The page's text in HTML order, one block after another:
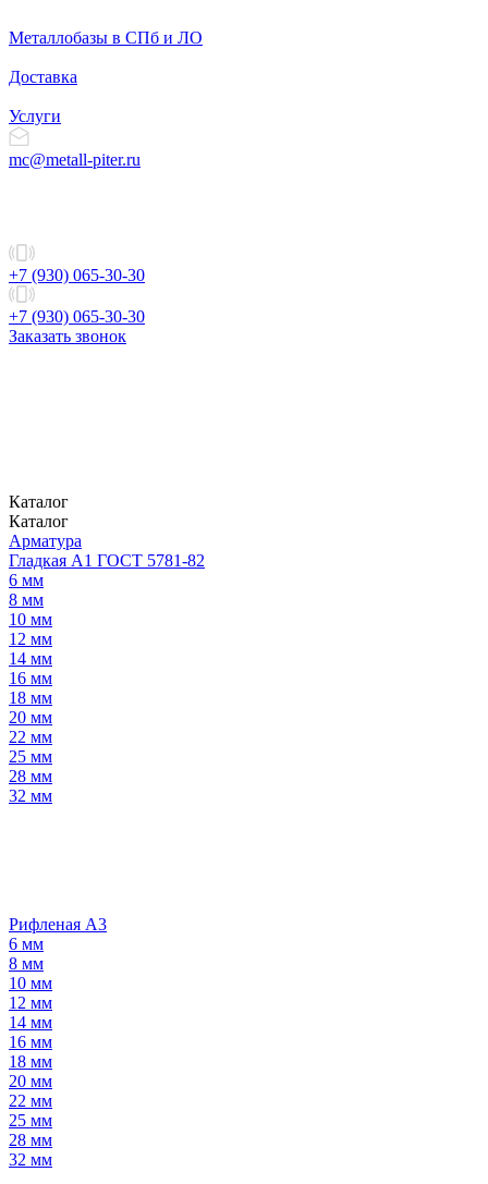
Металлобазы в СПб и ЛО
Доставка
Услуги
mc@metall-piter.ru
+7 (930) 065-30-30
+7 (930) 065-30-30
Заказать звонок
Каталог
Каталог
Арматура
Гладкая А1 ГОСТ 5781-82
6 мм
8 мм
10 мм
12 мм
14 мм
16 мм
18 мм
20 мм
22 мм
25 мм
28 мм
32 мм
Рифленая А3
6 мм
8 мм
10 мм
12 мм
14 мм
16 мм
18 мм
20 мм
22 мм
25 мм
28 мм
32 мм